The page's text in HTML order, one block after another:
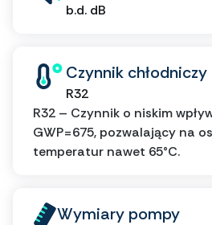
b.d. dB
Czynnik chłodniczy
R32
R32 – Czynnik o niskim
GWP=675, pozwalający na
temperatur nawet 65°C.
Wymiary pompy